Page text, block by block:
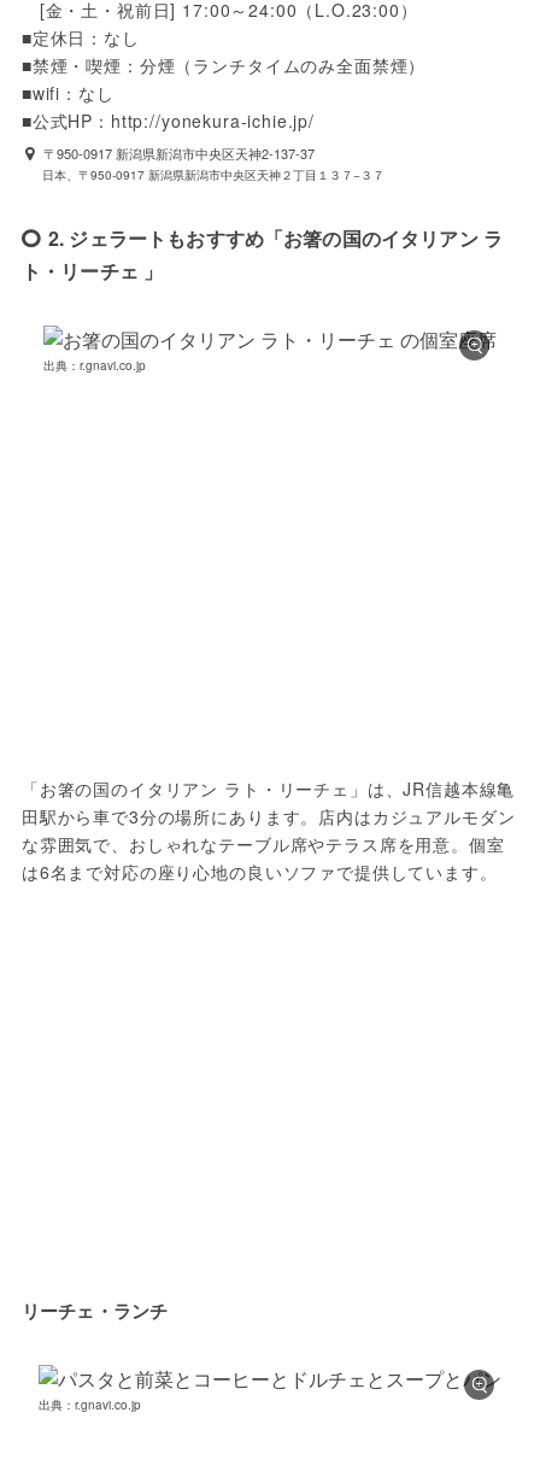
[金・土・祝前日] 17:00～24:00（L.O.23:00）
■定休日：なし
■禁煙・喫煙：分煙（ランチタイムのみ全面禁煙）
■wifi：なし
■公式HP：http://yonekura-ichie.jp/
〒950-0917 新潟県新潟市中央区天神2-137-37
日本、〒950-0917 新潟県新潟市中央区天神２丁目１３７−３７
2. ジェラートもおすすめ「お箸の国のイタリアン ラ
ト・リーチェ 」
出典：r.gnavi.co.jp
「お箸の国のイタリアン ラト・リーチェ」は、JR信越本線亀
田駅から車で3分の場所にあります。店内はカジュアルモダン
な雰囲気で、おしゃれなテーブル席やテラス席を用意。個室
は6名まで対応の座り心地の良いソファで提供しています。
リーチェ・ランチ
出典：r.gnavi.co.jp